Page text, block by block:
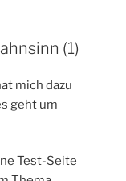
(1)
mich dazu
geht um
Test-Seite